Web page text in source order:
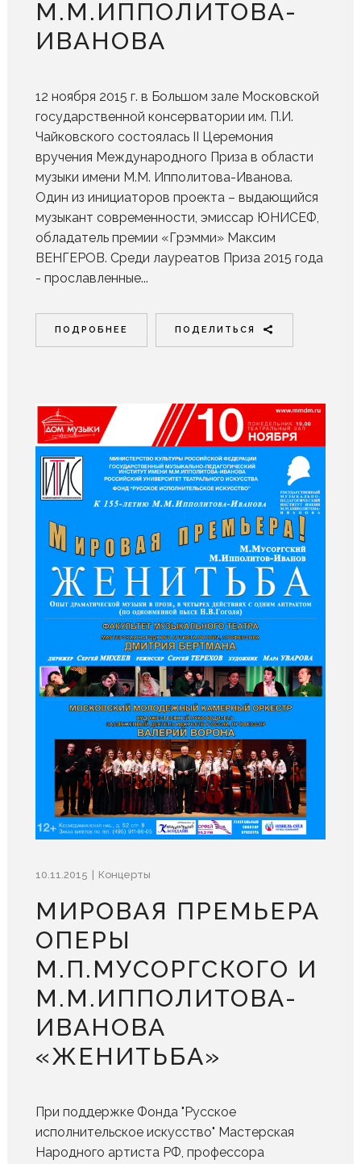
М.М.ИППОЛИТОВА-
ИВАНОВА
12 ноября 2015 г. в Большом зале Московской
государственной консерватории им. П.И.
Чайковского состоялась II Церемония
вручения Международного Приза в области
музыки имени М.М. Ипполитова-Иванова.
Один из инициаторов проекта – выдающийся
музыкант современности, эмиссар ЮНИСЕФ,
обладатель премии «Грэмми» Максим
ВЕНГЕРОВ. Среди лауреатов Приза 2015 года
- прославленные...
ПОДРОБНЕЕ ПОДЕЛИТЬСЯ
10.11.2015 Концерты
МИРОВАЯ ПРЕМЬЕРА
ОПЕРЫ
М.П.МУСОРГСКОГО И
М.М.ИППОЛИТОВА-
ИВАНОВА
«ЖЕНИТЬБА»
При поддержке Фонда "Русское
исполнительское искусство" Мастерская
Народного артиста РФ, профессора